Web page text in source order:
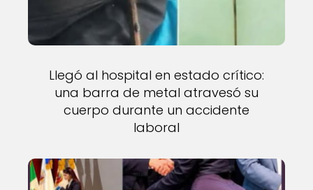
Llegó al hospital en estado crítico:
una barra de metal atravesó su
cuerpo durante un accidente
laboral